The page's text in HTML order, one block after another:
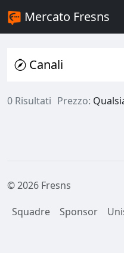
Mercato Fresns
Canali
0 Risultati Prezzo:
© 2026 Fresns
Squadre
Sponsor